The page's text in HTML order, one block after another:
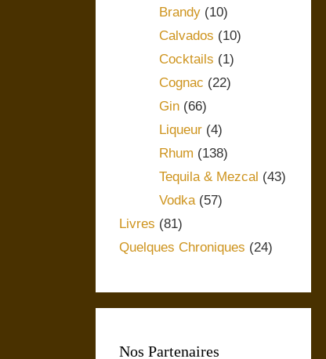
Brandy (10)
Calvados (10)
Cocktails (1)
Cognac (22)
Gin (66)
Liqueur (4)
Rhum (138)
Tequila & Mezcal (43)
Vodka (57)
Livres (81)
Quelques Chroniques (24)
Nos Partenaires